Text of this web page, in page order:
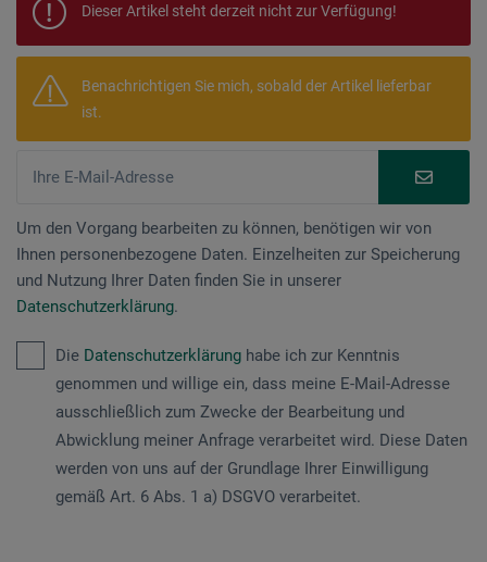
Dieser Artikel steht derzeit nicht zur Verfügung!
Benachrichtigen Sie mich, sobald der Artikel lieferbar
ist.
Um den Vorgang bearbeiten zu können, benötigen wir von
Ihnen personenbezogene Daten. Einzelheiten zur Speicherung
und Nutzung Ihrer Daten finden Sie in unserer
Datenschutzerklärung.
Die Datenschutzerklärung habe ich zur Kenntnis
genommen und willige ein, dass meine E-Mail-Adresse
ausschließlich zum Zwecke der Bearbeitung und
Abwicklung meiner Anfrage verarbeitet wird. Diese Daten
werden von uns auf der Grundlage Ihrer Einwilligung
gemäß Art. 6 Abs. 1 a) DSGVO verarbeitet.